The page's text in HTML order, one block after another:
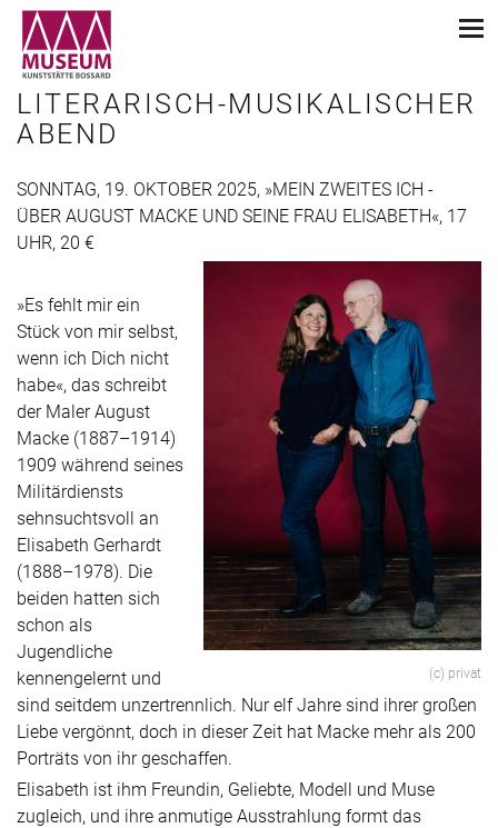
LITERARISCH-MUSIKALISCHER
ABEND
SONNTAG, 19. OKTOBER 2025, »MEIN ZWEITES ICH -
ÜBER AUGUST MACKE UND SEINE FRAU ELISABETH«, 17
UHR, 20 €
(c) privat
»Es fehlt mir ein
Stück von mir selbst,
wenn ich Dich nicht
habe«, das schreibt
der Maler August
Macke (1887–1914)
1909 während seines
Militärdiensts
sehnsuchtsvoll an
Elisabeth Gerhardt
(1888–1978). Die
beiden hatten sich
schon als
Jugendliche
kennengelernt und
sind seitdem unzertrennlich. Nur elf Jahre sind ihrer großen
Liebe vergönnt, doch in dieser Zeit hat Macke mehr als 200
Porträts von ihr geschaffen.
Elisabeth ist ihm Freundin, Geliebte, Modell und Muse
zugleich, und ihre anmutige Ausstrahlung formt das